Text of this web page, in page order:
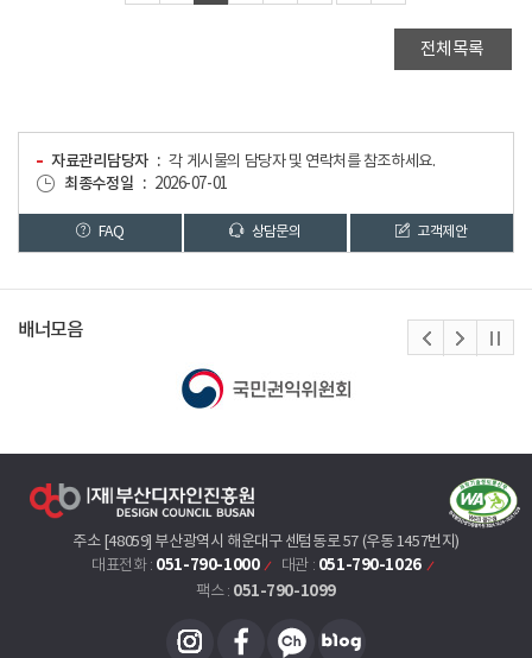
전체목록
자료관리담당자
각 게시물의 담당자 및 연락처를 참조하세요.
최종수정일
2026-07-01
FAQ 상담문의 고객제안
배너모음
주소 [48059] 부산광역시 해운대구 센텀동로 57 (우동 1457번지)
대표전화 : 051-790-1000 대관 : 051-790-1026
팩스 : 051-790-1099